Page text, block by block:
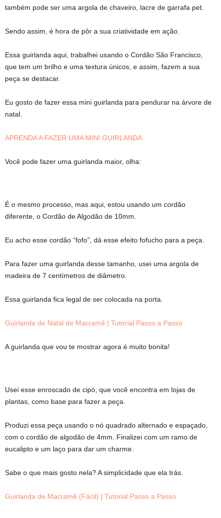
também pode ser uma argola de chaveiro, lacre de garrafa pet.
Sendo assim, é hora de pôr a sua criatividade em ação.
Essa guirlanda aqui, trabalhei usando o Cordão São Francisco,
que tem um brilho e uma textura únicos, e assim, fazem a sua
peça se destacar.
Eu gosto de fazer essa mini guirlanda para pendurar na árvore de
natal.
APRENDA A FAZER UMA MINI GUIRLANDA
Você pode fazer uma guirlanda maior, olha:
É o mesmo processo, mas aqui, estou usando um cordão
diferente, o Cordão de Algodão de 10mm.
Eu acho esse cordão “fofo”, dá esse efeito fofucho para a peça.
Para fazer uma guirlanda desse tamanho, usei uma argola de
madeira de 7 centímetros de diâmetro.
Essa guirlanda fica legal de ser colocada na porta.
Guirlanda de Natal de Macramê | Tutorial Passo a Passo
A guirlanda que vou te mostrar agora é muito bonita!
Usei esse enroscado de cipó, que você encontra em lojas de
plantas, como base para fazer a peça.
Produzi essa peça usando o nó quadrado alternado e espaçado,
com o cordão de algodão de 4mm. Finalizei com um ramo de
eucalipto e um laço para dar um charme.
Sabe o que mais gosto nela? A simplicidade que ela trás.
Guirlanda de Macramê (Fácil) | Tutorial Passo a Passo